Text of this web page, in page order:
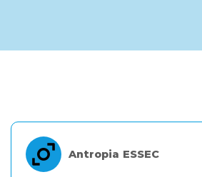
Antropia ESSEC